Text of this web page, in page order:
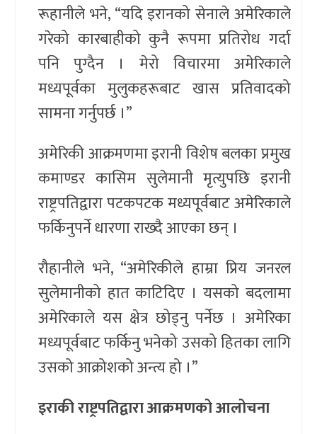
रूहानीले भने, “यदि इरानको सेनाले अमेरिकाले
गरेको कारबाहीको कुनै रूपमा प्रतिरोध गर्दा
पनि पुग्दैन । मेरो विचारमा अमेरिकाले
मध्यपूर्वका मुलुकहरूबाट खास प्रतिवादको
सामना गर्नुपर्छ ।”
अमेरिकी आक्रमणमा इरानी विशेष बलका प्रमुख
कमाण्डर कासिम सुलेमानी मृत्युपछि इरानी
राष्ट्रपतिद्वारा पटकपटक मध्यपूर्वबाट अमेरिकाले
फर्किनुपर्ने धारणा राख्दै आएका छन् ।
रौहानीले भने, “अमेरिकीले हाम्रा प्रिय जनरल
सुलेमानीको हात काटिदिए । यसको बदलामा
अमेरिकाले यस क्षेत्र छोड्नु पर्नेछ । अमेरिका
मध्यपूर्वबाट फर्किनु भनेको उसको हितका लागि
उसको आक्रोशको अन्त्य हो ।”
इराकी राष्ट्रपतिद्वारा आक्रमणको आलोचना